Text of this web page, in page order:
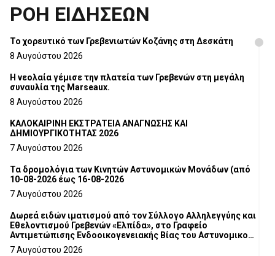
ΡΟΗ ΕΙΔΗΣΕΩΝ
Το χορευτικό των Γρεβενιωτών Κοζάνης στη Δεσκάτη
8 Αυγούστου 2026
Η νεολαία γέμισε την πλατεία των Γρεβενών στη μεγάλη
συναυλία της Marseaux.
8 Αυγούστου 2026
ΚΑΛΟΚΑΙΡΙΝΗ ΕΚΣΤΡΑΤΕΙΑ ΑΝΑΓΝΩΣΗΣ ΚΑΙ
ΔΗΜΙΟΥΡΓΙΚΟΤΗΤΑΣ 2026
7 Αυγούστου 2026
Τα δρομολόγια των Κινητών Αστυνομικών Μονάδων (από
10-08-2026 έως 16-08-2026
7 Αυγούστου 2026
Δωρεά ειδών ιματισμού από τον Σύλλογο Αλληλεγγύης και
Εθελοντισμού Γρεβενών «Ελπίδα», στο Γραφείο
Αντιμετώπισης Ενδοοικογενειακής Βίας του Αστυνομικού
Τμήματος Γρεβενών
7 Αυγούστου 2026